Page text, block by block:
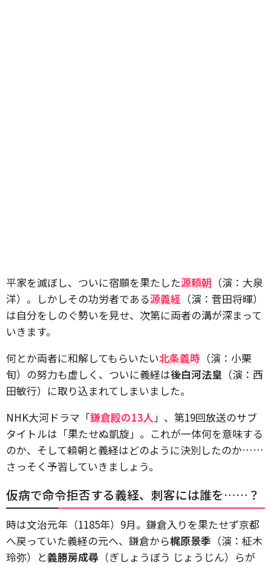
平家を滅ぼし、ついに宿願を果たした源頼朝 （演：大泉
洋）。しかしその功労者である源義経 （演：菅田将暉）
は自分をしのぐ勢いを見せ、次第に両者の溝が深まって
いきます。
何とか両者に和解してもらいたい北条義時 （演：小栗
旬）の努力も虚しく、ついに義経は後白河法皇 （演：西
田敏行）に取り込まれてしまいました。
NHK大河ドラマ「鎌倉殿の13人」、第19回放送のサブ
タイトルは「果たせぬ凱旋」。これが一体何を意味する
のか、そして頼朝と義経はどのように決別したのか……
さっそく予習していきましょう。
仮病で命令拒否する義経、刺客には誰を……？
時は文治元年（1185年）9月。鎌倉入りを果たせず京都
へ戻っていた義経の元へ、鎌倉から梶原景季 （演：柾木
玲弥）と義勝房成尋 （ぎしょうぼう じょうじん）らが